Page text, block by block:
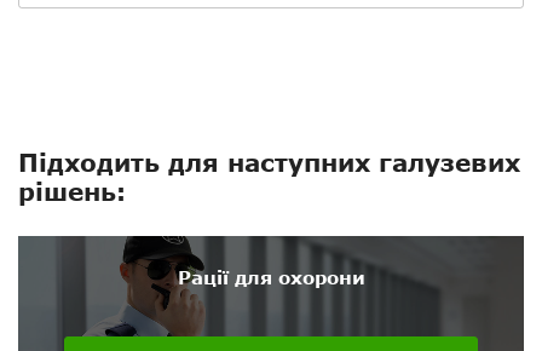
Підходить для наступних галузевих
рішень:
Рації для охорони